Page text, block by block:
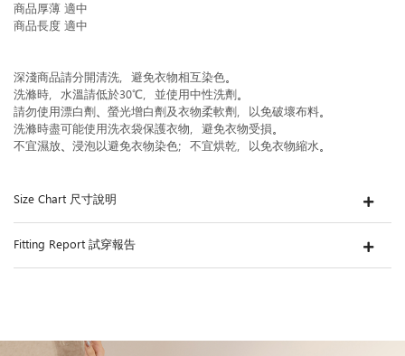
商品厚薄 適中
商品長度 適中
深淺商品請分開清洗，避免衣物相互染色。
洗滌時，水溫請低於30℃，並使用中性洗劑。
請勿使用漂白劑、螢光增白劑及衣物柔軟劑，以免破壞布料。
洗滌時盡可能使用洗衣袋保護衣物，避免衣物受損。
不宜濕放、浸泡以避免衣物染色；不宜烘乾，以免衣物縮水。
Size Chart 尺寸說明
Fitting Report 試穿報告